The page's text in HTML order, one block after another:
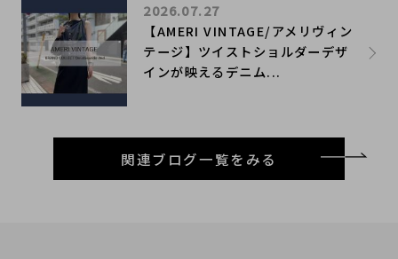
【AMERI VINTAGE/アメリヴィン
テージ】ツイストショルダーデザ
インが映えるデニム...
2026.07.27
関連ブログ一覧をみる